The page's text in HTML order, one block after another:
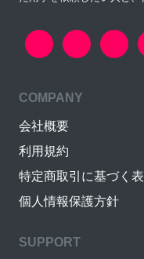
COMPANY
会社概要
利用規約
特定商取引に基づく
個人情報保護方針
SUPPORT